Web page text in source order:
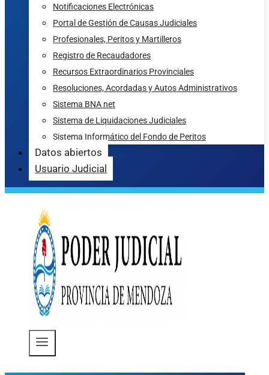
Notificaciones Electrónicas
Portal de Gestión de Causas Judiciales
Profesionales, Peritos y Martilleros
Registro de Recaudadores
Recursos Extraordinarios Provinciales
Resoluciones, Acordadas y Autos Administrativos
Sistema BNA net
Sistema de Liquidaciones Judiciales
Sistema Informático del Fondo de Peritos
Datos abiertos
Usuario Judicial